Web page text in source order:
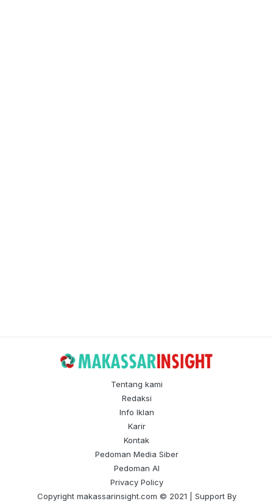
Tentang kami
Redaksi
Info Iklan
Karir
Kontak
Pedoman Media Siber
Pedoman AI
Privacy Policy
Copyright makassarinsight.com © 2021 | Support By